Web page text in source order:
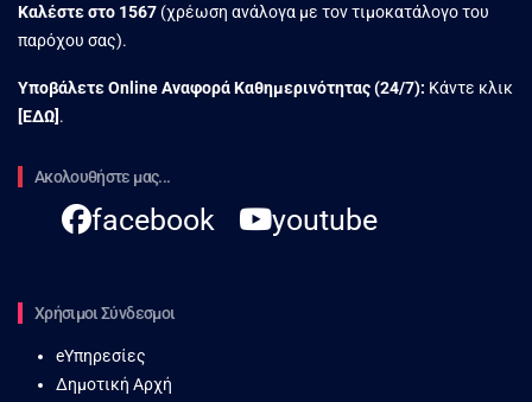
Καλέστε στο 1567 (χρέωση ανάλογα με τον τιμοκατάλογο του
παρόχου σας).
Υποβάλετε Online Αναφορά Kαθημερινότητας (24/7): Κάντε κλικ
[ΕΔΩ] .
Ακολουθήστε μας...
facebook youtube
Χρήσιμοι Σύνδεσμοι
eΥπηρεσίες
Δημοτική Αρχή